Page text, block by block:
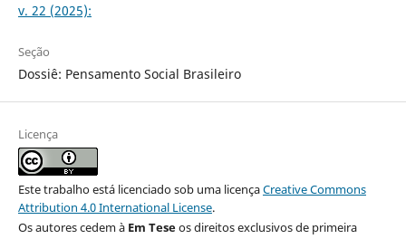
v. 22 (2025):
Seção
Dossiê: Pensamento Social Brasileiro
Licença
Este trabalho está licenciado sob uma licençaCreative Commons
Attribution 4.0 International License.
Os autores cedem à Em Teseos direitos exclusivos de primeira